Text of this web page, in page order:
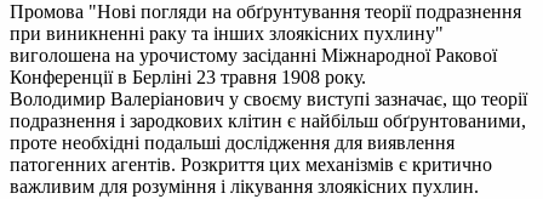
Промова "Нові погляди на обґрунтування теорії подразнення
при виникненні раку та інших злоякісних пухлину"
виголошена на урочистому засіданні Міжнародної Ракової
Конференції в Берліні 23 травня 1908 року.
Володимир Валеріанович у своєму виступі зазначає, що теорії
подразнення і зародкових клітин є найбільш обґрунтованими,
проте необхідні подальші дослідження для виявлення
патогенних агентів. Розкриття цих механізмів є критично
важливим для розуміння і лікування злоякісних пухлин.